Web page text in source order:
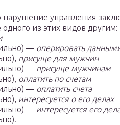
нарушение управления
из этих видов другим:
— оперировать
присуще для мужчин
— присуще мужчинам
оплатить по счетам
— оплатить счета
интересуется о его делах
— интересуется его